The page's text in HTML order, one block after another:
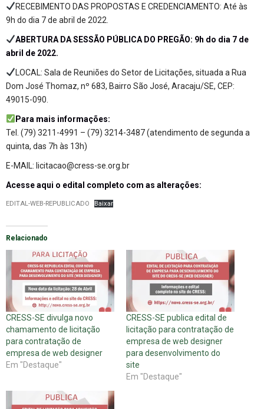
RECEBIMENTO DAS PROPOSTAS E CREDENCIAMENTO: Até às
9h do dia 7 de abril de 2022.
ABERTURA DA SESSÃO PÚBLICA DO PREGÃO: 9h do dia 7 de
abril de 2022.
LOCAL: Sala de Reuniões do Setor de Licitações, situada a Rua
Dom José Thomaz, nº 683, Bairro São José, Aracaju/SE, CEP:
49015-090.
Para mais informações:
Tel. (79) 3211-4991 – (79) 3214-3487 (atendimento de segunda a
quinta, das 7h às 13h)
E-MAIL: licitacao@cress-se.org.br
Acesse aqui o edital completo com as alterações:
EDITAL-WEB-REPUBLICADO Baixar
Relacionado
CRESS-SE divulga novo
chamamento de licitação
para contratação de
empresa de web designer
Em "Destaque"
CRESS-SE publica edital de
licitação para contratação de
empresa de web designer
para desenvolvimento do
site
Em "Destaque"